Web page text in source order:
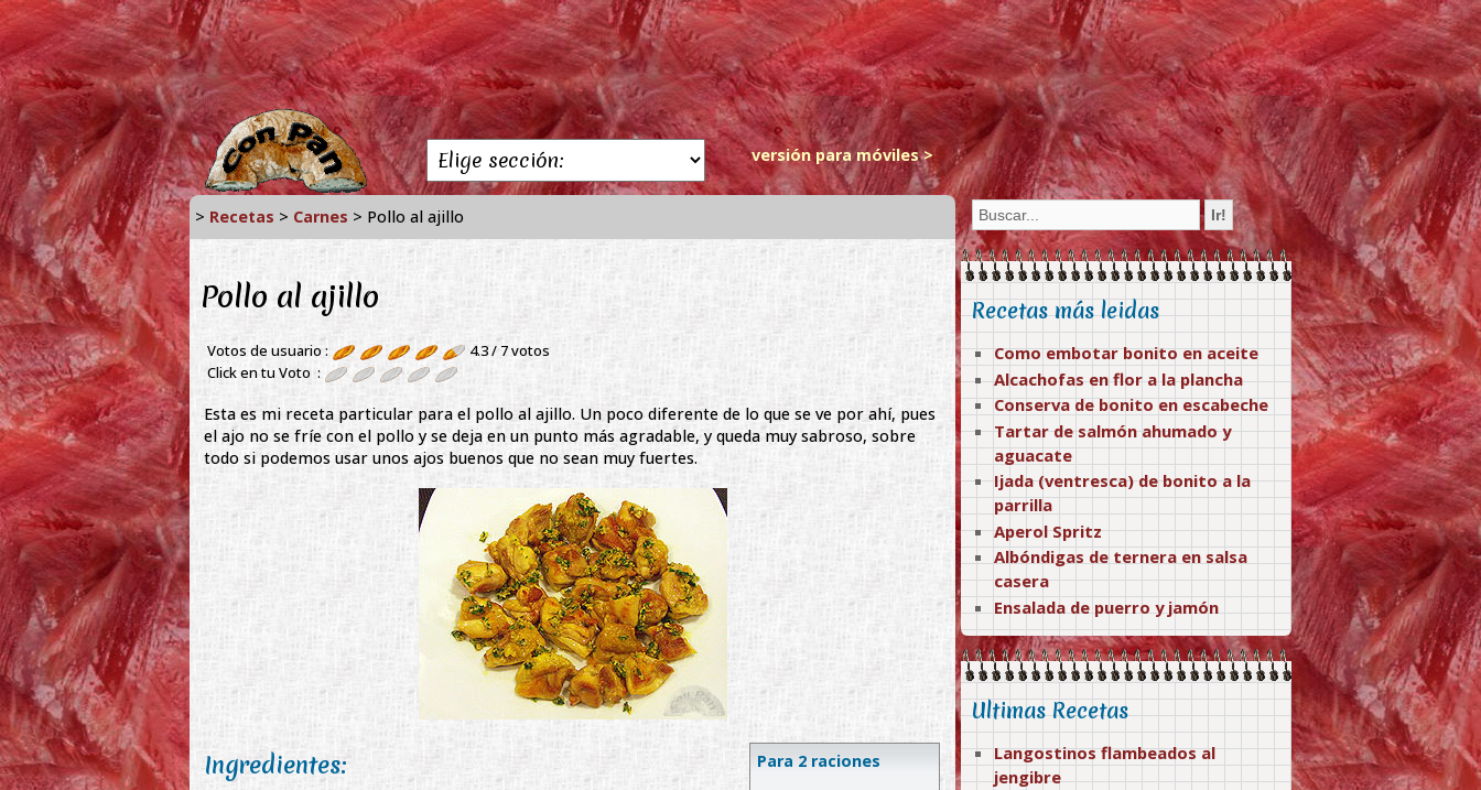
versión para móviles >
> Recetas > Carnes > Pollo al ajillo
Pollo al ajillo
Votos de usuario : 4.3 / 7votos
Click en tu Voto :
Esta es mi receta particular para el pollo al ajillo. Un poco diferente de lo que se ve por ahí, pues
el ajo no se fríe con el pollo y se deja en un punto más agradable, y queda muy sabroso, sobre
todo si podemos usar unos ajos buenos que no sean muy fuertes.
Para 2 raciones
Ingredientes:
Recetas más leidas
Como embotar bonito en aceite
Alcachofas en flor a la plancha
Conserva de bonito en escabeche
Tartar de salmón ahumado y
aguacate
Ijada (ventresca) de bonito a la
parrilla
Aperol Spritz
Albóndigas de ternera en salsa
casera
Ensalada de puerro y jamón
Ultimas Recetas
Langostinos flambeados al
jengibre